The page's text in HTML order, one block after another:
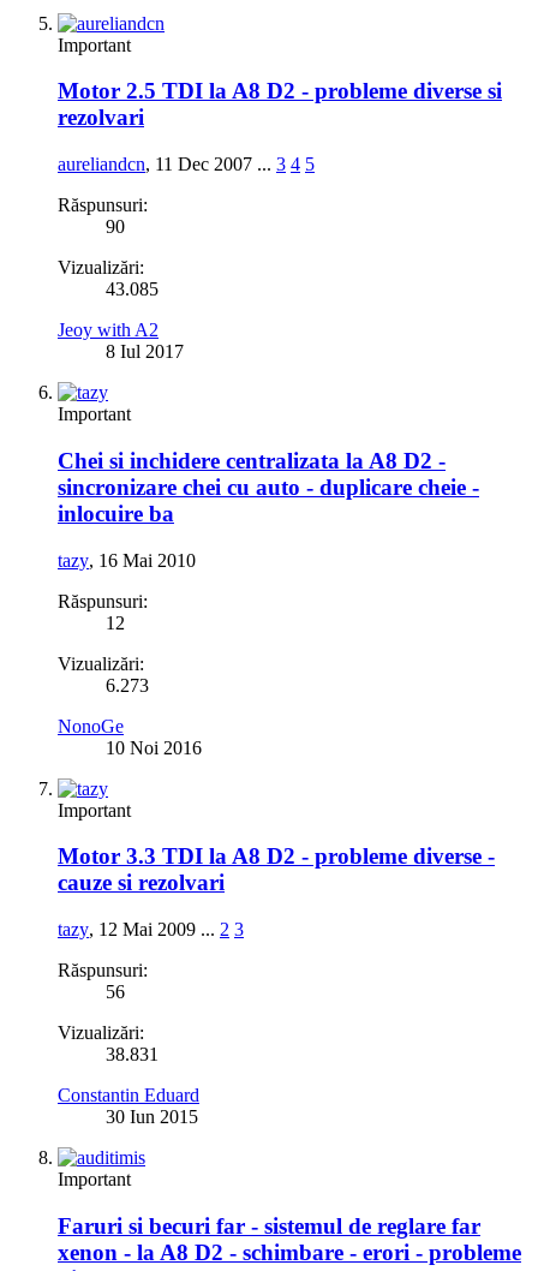
Important
Motor 2.5 TDI la A8 D2 - probleme diverse si
rezolvari
aureliandcn, 11 Dec 2007 ... 3 4 5
Răspunsuri:
90
Vizualizări:
43.085
Jeoy with A2
8 Iul 2017
Important
Chei si inchidere centralizata la A8 D2 -
sincronizare chei cu auto - duplicare cheie -
inlocuire ba
tazy, 16 Mai 2010
Răspunsuri:
12
Vizualizări:
6.273
NonoGe
10 Noi 2016
Important
Motor 3.3 TDI la A8 D2 - probleme diverse -
cauze si rezolvari
tazy, 12 Mai 2009 ... 2 3
Răspunsuri:
56
Vizualizări:
38.831
Constantin Eduard
30 Iun 2015
Important
Faruri si becuri far - sistemul de reglare far
xenon - la A8 D2 - schimbare - erori - probleme